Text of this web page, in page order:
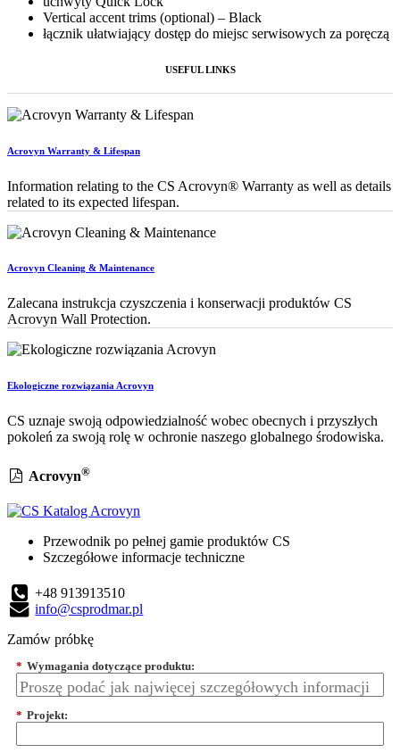
Vertical accent trims (optional) – Black
łącznik ułatwiający dostęp do miejsc serwisowych za poręczą
USEFUL LINKS
Acrovyn Warranty & Lifespan
Information relating to the CS Acrovyn® Warranty as well as details
related to its expected lifespan.
Acrovyn Cleaning & Maintenance
Zalecana instrukcja czyszczenia i konserwacji produktów CS
Acrovyn Wall Protection.
Ekologiczne rozwiązania Acrovyn
CS uznaje swoją odpowiedzialność wobec obecnych i przyszłych
pokoleń za swoją rolę w ochronie naszego globalnego środowiska.
Acrovyn®
Przewodnik po pełnej gamie produktów CS
Szczegółowe informacje techniczne
+48 913913510
info@csprodmar.pl
Zamów próbkę
* Wymagania dotyczące produktu:
* Projekt: